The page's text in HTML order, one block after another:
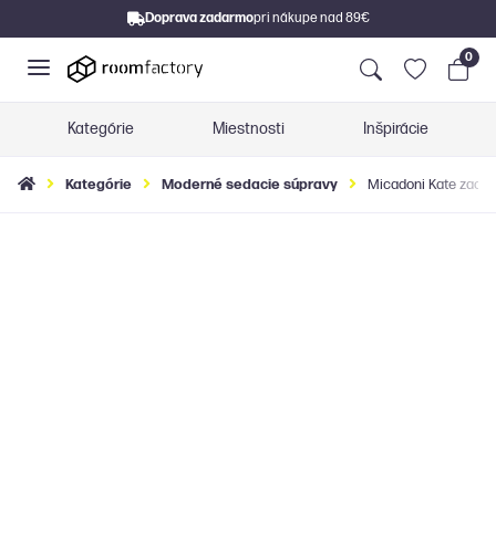
Doprava zadarmopri nákupe nad 89€
0
Kategórie Miestnosti Inšpirácie
Kategórie Moderné sedacie súpravy Micadoni Kate